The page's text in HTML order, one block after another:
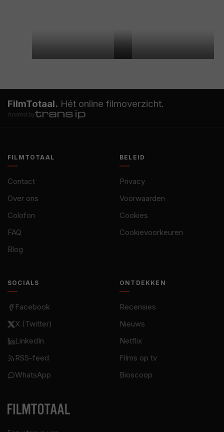
FilmTotaal. Hét online filmoverzicht.
hosted by
FILMTOTAAL
Contact
Over ons
Colofon
FAQ
Blog
BELEID
Privacy
Voorwaarden
Cookies
Cookievoorkeuren
SOCIALS
Facebook
X (Twitter)
LinkedIn
RSS-feed
WhatsApp
ONTDEKKEN
Recensies
Nieuws
Netflix
Films op tv
Bioscoop